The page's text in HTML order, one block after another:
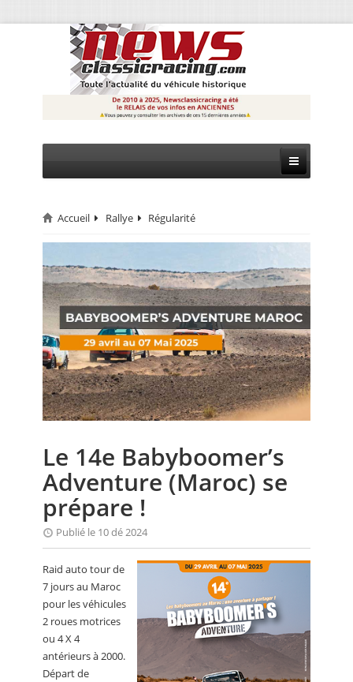
CIRCUIT
MONTAGNE
EVÈNEMENTS
CALENDRIER
FOCUS
ANNUAIRES
PETITES ANNONCES
Accueil Rallye Régularité
Le 14e Babyboomer’s
Adventure (Maroc) se
prépare !
Publié le 10 dé 2024
Raid auto tour de
7 jours au Maroc
pour les véhicules
2 roues motrices
ou 4 X 4
antérieurs à 2000.
Départ de